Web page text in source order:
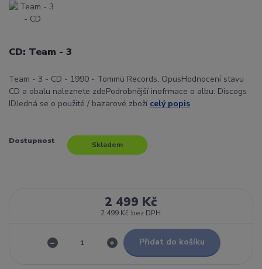
CD: Team - 3
Team - 3 - CD - 1990 - Tommü Records, OpusHodnocení stavu
CD a obalu naleznete zdePodrobnější inofrmace o albu: Discogs
IDJedná se o použité / bazarové zboží celý popis
Dostupnost Skladem
2 499 Kč
2 499 Kč bez DPH
Přidat do košíku